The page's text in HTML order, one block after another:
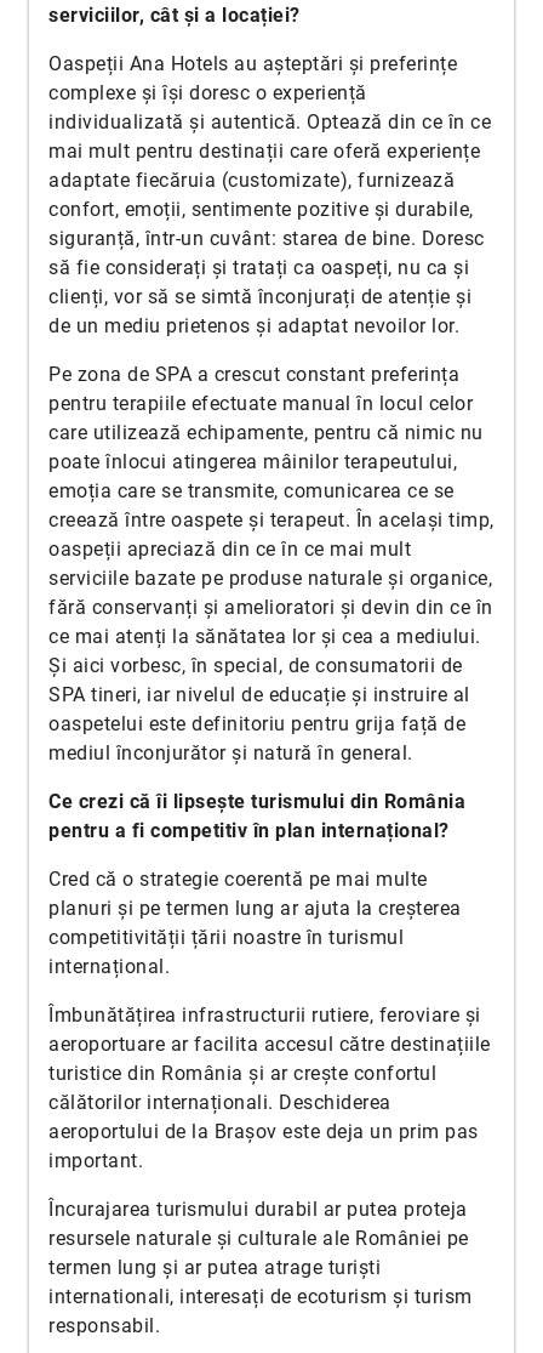
serviciilor, cât și a locației?
Oaspeții Ana Hotels au așteptări și preferințe
complexe și își doresc o experiență
individualizată și autentică. Optează din ce în ce
mai mult pentru destinații care oferă experiențe
adaptate fiecăruia (customizate), furnizează
confort, emoții, sentimente pozitive și durabile,
siguranță, într-un cuvânt: starea de bine. Doresc
să fie considerați și tratați ca oaspeți, nu ca și
clienți, vor să se simtă înconjurați de atenție și
de un mediu prietenos și adaptat nevoilor lor.
Pe zona de SPA a crescut constant preferința
pentru terapiile efectuate manual în locul celor
care utilizează echipamente, pentru că nimic nu
poate înlocui atingerea mâinilor terapeutului,
emoția care se transmite, comunicarea ce se
creează între oaspete și terapeut. În același timp,
oaspeții apreciază din ce în ce mai mult
serviciile bazate pe produse naturale și organice,
fără conservanți și amelioratori și devin din ce în
ce mai atenți la sănătatea lor și cea a mediului.
Şi aici vorbesc, în special, de consumatorii de
SPA tineri, iar nivelul de educație și instruire al
oaspetelui este definitoriu pentru grija față de
mediul înconjurător și natură în general.
Ce crezi că îi lipsește turismului din România
pentru a fi competitiv în plan internațional?
Cred că o strategie coerentă pe mai multe
planuri și pe termen lung ar ajuta la creșterea
competitivității țării noastre în turismul
internațional.
Îmbunătățirea infrastructurii rutiere, feroviare și
aeroportuare ar facilita accesul către destinațiile
turistice din România și ar crește confortul
călătorilor internaționali. Deschiderea
aeroportului de la Brașov este deja un prim pas
important.
Încurajarea turismului durabil ar putea proteja
resursele naturale și culturale ale României pe
termen lung și ar putea atrage turiști
internationali, interesați de ecoturism și turism
responsabil.